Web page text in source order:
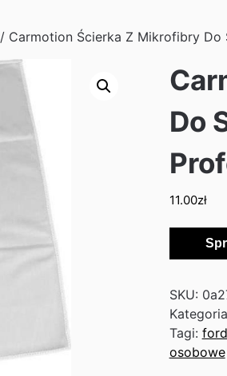
/ Carmotion Ścierka Z Mikrofibry Do
Do
11.00zł
SKU:
Tagi:
osobowe